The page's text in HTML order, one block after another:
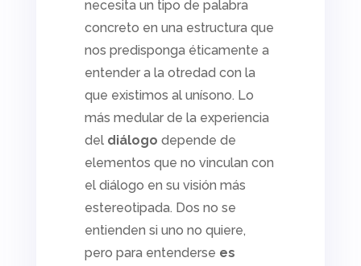
necesita un tipo de palabra
concreto en una estructura que
nos predisponga éticamente a
entender a la otredad con la
que existimos al unísono. Lo
más medular de la experiencia
del diálogo depende de
elementos que no vinculan con
el diálogo en su visión más
estereotipada. Dos no se
entienden si uno no quiere,
pero para entenderse es